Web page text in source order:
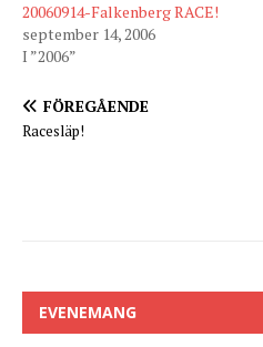
20060914-Falkenberg RACE!
september 14, 2006
I ”2006”
FÖREGÅENDE
Racesläp!
EVENEMANG